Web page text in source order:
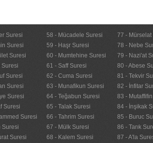
Suresi
Suresi
Suresi
Suresi
Suresi
Suresi
Suresi
Suresi
Suresi
Suresi
Suresi
58 - Mücadele Suresi
59 - Haşr Suresi
60 - Mumtehine Suresi
61 - Saff Suresi
62 - Cuma Suresi
63 - Munafikun Suresi
64 - Teğabun Suresi
65 - Talak Suresi
66 - Tahrim Suresi
67 - Mülk Suresi
68 - Kalem Suresi
77 - Mürselat
78 - Nebe
79 - Nazi'at
80 - Abese
81 - Tekvir
82 - İnfitar
83 -
84 - İnşikak
85 - Buruc
86 - Tarık
87 - A'la